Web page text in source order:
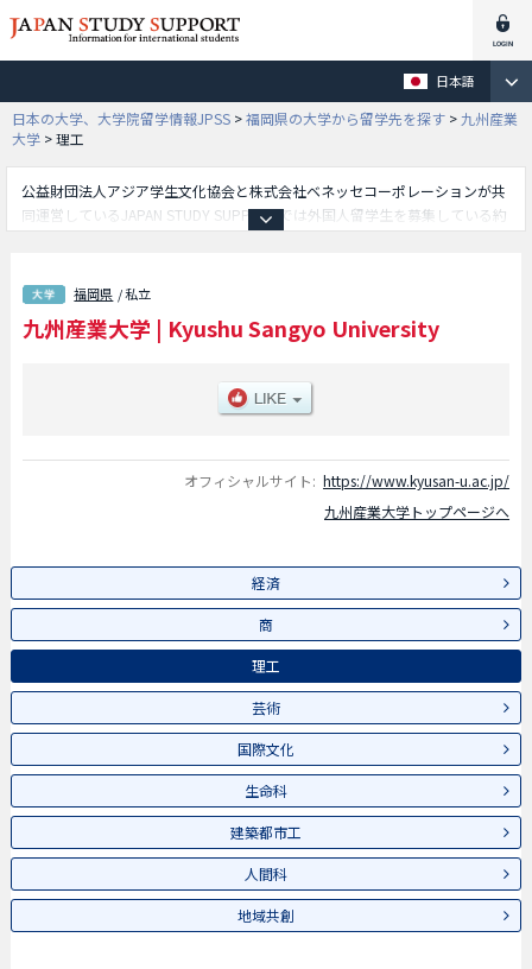
日本語
日本の大学、大学院留学情報JPSS >福岡県の大学から留学先を探す > 九州産業
大学 >理工
公益財団法人アジア学生文化協会と株式会社ベネッセコーポレーションが共
同運営しているJAPAN STUDY SUPPORTでは外国人留学生を募集している約
部や理工学部や芸術学部や国際文化学部や生命科学部や建築都市工学部や人
間科学部や地域共創学部等、学部別情報や、募集定員や合格者数など入試情
報、施設案内、アクセスなど外国人留学生に必要な情報を掲載しているので
福岡県 / 私立
九州産業大学 | Kyushu Sangyo University
オフィシャルサイト: https://www.kyusan-u.ac.jp/
九州産業大学トップページへ
経済
商
理工
芸術
国際文化
生命科
建築都市工
人間科
地域共創